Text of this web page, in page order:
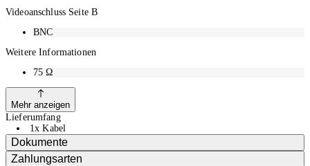
Videoanschluss Seite B
BNC
Weitere Informationen
75 Ω
Mehr anzeigen
Lieferumfang
1x Kabel
Dokumente
Zahlungsarten